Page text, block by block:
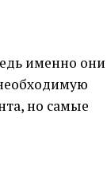
именно они
но самые